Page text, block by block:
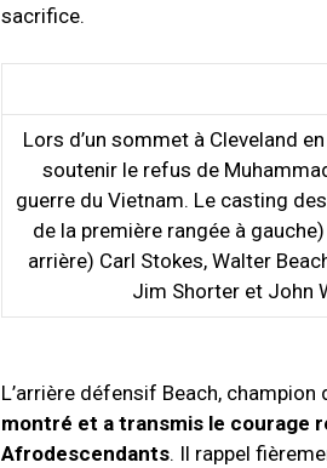
sacrifice.
Lors d’un sommet à Cleveland
soutenir le refus de
guerre du Vietnam. Le casting
de la première rangée à
arrière) Carl Stokes, Walter
Jim Shorter et John
L’arrière défensif Beach, champion
montré et a transmis le courage
Afrodescendants. Il rappel